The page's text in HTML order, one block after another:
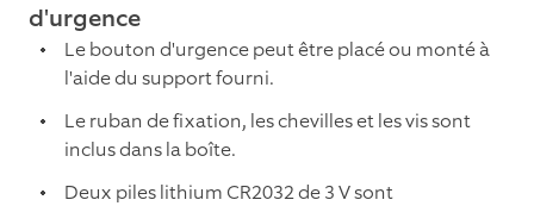
d'urgence
Le bouton d'urgence peut être placé ou monté à
l'aide du support fourni.
Le ruban de fixation, les chevilles et les vis sont
inclus dans la boîte.
Deux piles lithium CR2032 de 3 V sont